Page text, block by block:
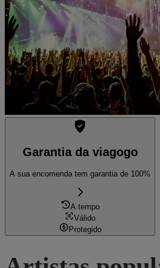
Ver bilhetes
Garantia da viagogo
A sua encomenda tem garantia de 100%
A tempo
Válido
Protegido